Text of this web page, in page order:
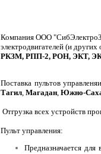
Компания ООО
электродвигателей (и
РКЗМ, РПП-2, РОН, ЭКТ,
Поставка пультов
Тагил, Магадан, Южно-
Отгрузка всех устройств
Пульт управления:
Предназначается